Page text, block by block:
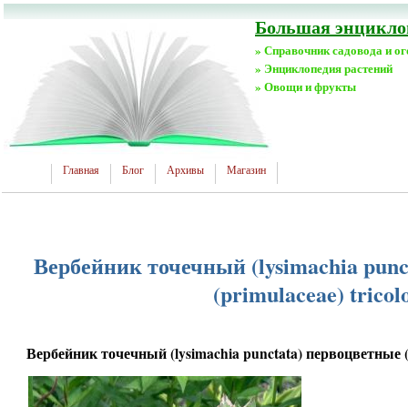
Большая
» Справочник садовода и
» Энциклопедия растений
» Овощи и фрукты
Главная Блог Архивы Магазин
Вербейник точечный (lysimachia
(primulaceae)
Вербейник точечный (lysimachia punctata) первоцветные